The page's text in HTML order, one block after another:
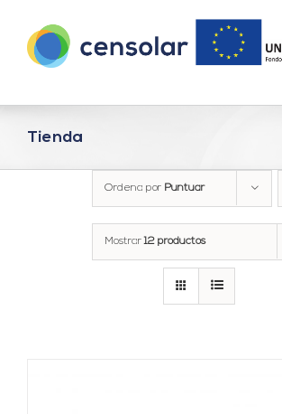
contenido
Tienda
Ordena por Puntuar
Mostrar12 productos